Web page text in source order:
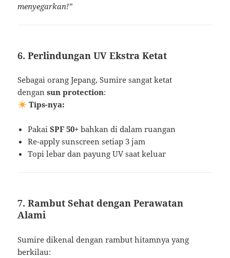
menyegarkan!”
6. Perlindungan UV Ekstra Ketat
Sebagai orang Jepang, Sumire sangat ketat
dengansun protection:
Tips-nya:
PakaiSPF 50+ bahkan di dalam ruangan
Re-apply sunscreen setiap 3 jam
Topi lebar dan payung UV saat keluar
7. Rambut Sehat dengan Perawatan
Alami
Sumire dikenal dengan rambut hitamnya yang
berkilau: